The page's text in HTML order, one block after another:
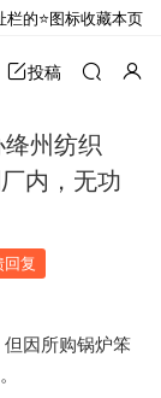
投稿
州纺织
内，无功
回复
但因所购锅炉笨
栏的⭐图标收藏本页